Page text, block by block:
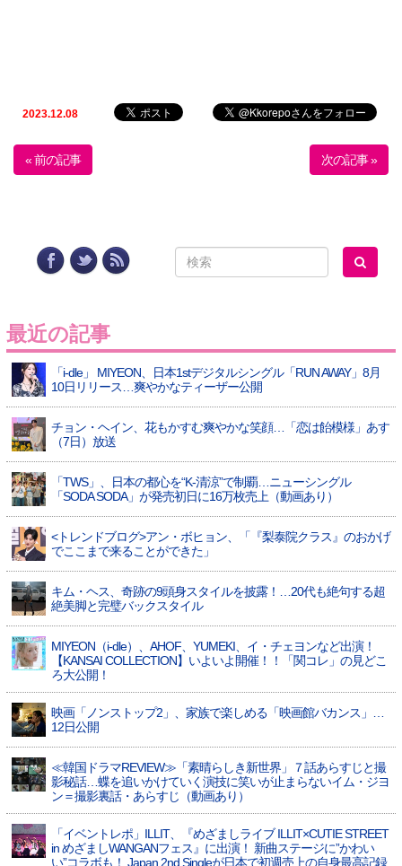
2023.12.08
« 前の記事 次の記事 »
最近の記事
「i-dle」 MIYEON、日本1stデジタルシングル「RUN AWAY」8月
10日リリース…爽やかなティーザー公開
チョン・ヘイン、花もかすむ爽やかな笑顔…「恋は飴模様」あす
（7日）放送
「TWS」、日本の都心を“K-清涼”で制覇…ニューシングル
「SODA SODA」が発売初日に16万枚売上（動画あり）
<トレンドブログ>アン・ボヒョン、「『梨泰院クラス』のおかげ
でここまで来ることができた」
キム・ヘス、奇跡の9頭身スタイルを披露！…20代も絶句する超
絶美脚と完璧バックスタイル
MIYEON（i-dle）、​AHOF​、YUMEKI、イ・チェヨンなど出演！
【KANSAI COLLECTION】いよいよ開催！！「関コレ」の見どこ
ろ大公開！
映画「ノンストップ2」、家族で楽しめる「映画館バカンス」…
12日公開
≪韓国ドラマREVIEW≫「素晴らしき新世界」７話あらすじと撮
影秘話…蝶を追いかけていく演技に笑いが止まらないイム・ジヨ
ン＝撮影裏話・あらすじ（動画あり）
「イベントレポ」ILLIT、『めざましライブ ILLIT×CUTIE STREET
in めざましWANGANフェス』に出演！ 新曲ステージに”かわい
い”コラボも！ Japan 2nd Singleが日本で初週売上の自身最高記録